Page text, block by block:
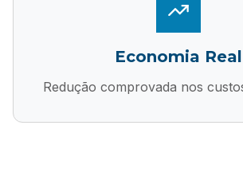
Economia Real
Redução comprovada nos